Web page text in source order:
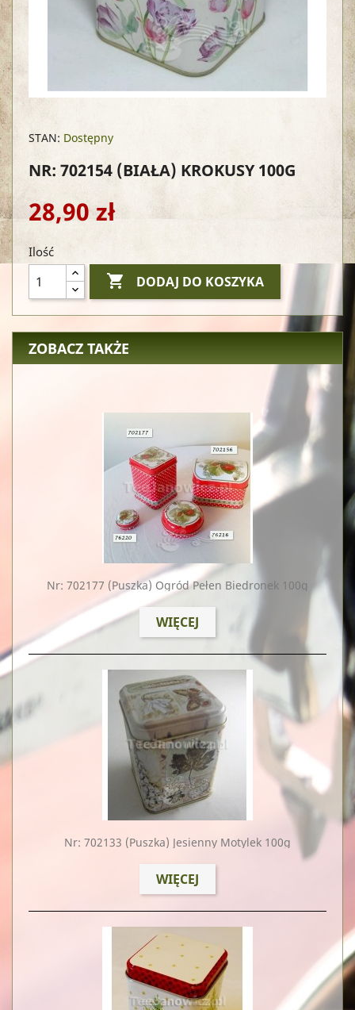
STAN: Dostępny
NR: 702154 (BIAŁA) KROKUSY 100G
28,90 zł
Ilość
 DODAJ DO KOSZYKA
ZOBACZ TAKŻE
Nr: 702177 (puszka) Ogród Pełen Biedronek 100g
WIĘCEJ
Nr: 702133 (puszka) Jesienny Motylek 100g
WIĘCEJ